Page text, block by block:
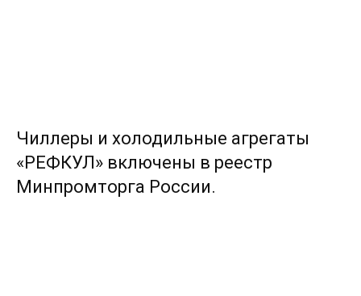
Чиллеры и холодильные агрегаты
«РЕФКУЛ» включены в реестр
Минпромторга России.